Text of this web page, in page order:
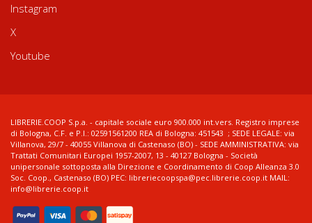
Instagram
X
Youtube
LIBRERIE.COOP S.p.a. - capitale sociale euro 900.000 int.vers. Registro imprese
di Bologna, C.F. e P.I.: 02591561200 REA di Bologna: 451543 ; SEDE LEGALE: via
Villanova, 29/7 - 40055 Villanova di Castenaso (BO) - SEDE AMMINISTRATIVA: via
Trattati Comunitari Europei 1957-2007, 13 - 40127 Bologna - Società
unipersonale sottoposta alla Direzione e Coordinamento di Coop Alleanza 3.0
Soc. Coop., Castenaso (BO) PEC: libreriecoopspa@pec.librerie.coop.it MAIL:
info@librerie.coop.it